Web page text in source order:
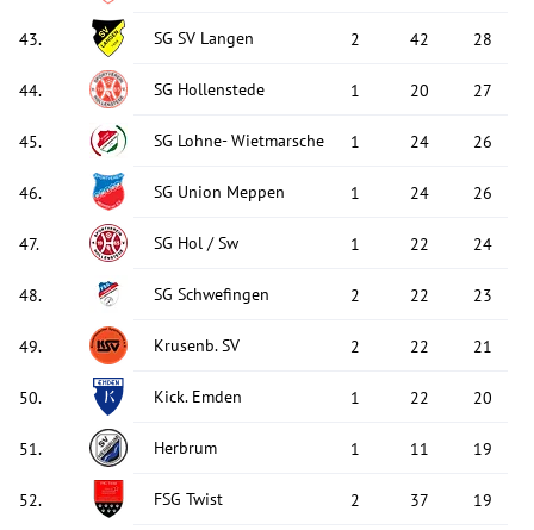
43. SG SV Langen 2 42 28
44. SG Hollenstede 1 20 27
45. SG Lohne- Wietmarschen 1 24 26
46. SG Union Meppen 1 24 26
47. SG Hol / Sw 1 22 24
48. SG Schwefingen 2 22 23
49. Krusenb. SV 2 22 21
50. Kick. Emden 1 22 20
51. Herbrum 1 11 19
52. FSG Twist 2 37 19